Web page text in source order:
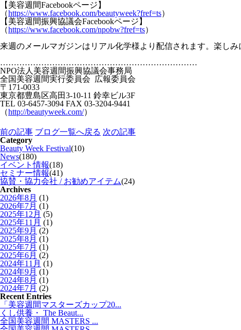
【美容週間Facebookページ】
（https://www.facebook.com/beautyweek?fref=ts）
【美容週間振興協議会Facebookページ】
（https://www.facebook.com/npobw?fref=ts）
来週のメールマガジンはリアル化学様より配信されます。楽しみ
………………………………………………………………
NPO法人美容週間振興協議会事務局
全国美容週間実行委員会
広報委員会
〒 171-0033
東京都豊島区高田3-10-11 鈴幸ビル3F
TEL 03-6457-3094 FAX 03-3204-9441
（http://beautyweek.com/）
前の記事 ブログ一覧へ戻る 次の記事
Category
Beauty Week Festival(10)
News(180)
イベント情報(18)
セミナー情報(41)
協賛・協力会社 / お勧めアイテム(24)
Archives
2026年8月 (1)
2026年7月 (1)
2025年12月 (5)
2025年11月 (1)
2025年9月 (2)
2025年8月 (1)
2025年7月 (1)
2025年6月 (2)
2024年11月 (1)
2024年9月 (1)
2024年8月 (1)
2024年7月 (2)
Recent Entries
「美容週間マスターズカップ20...
くし供養・ The Beaut...
全国美容週間 MASTERS ...